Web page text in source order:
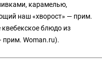
карамелью,
наш «хворост» — прим.
блюдо из
Woman.ru).